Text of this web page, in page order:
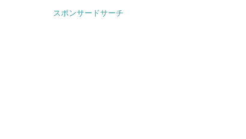
スポンサードサーチ